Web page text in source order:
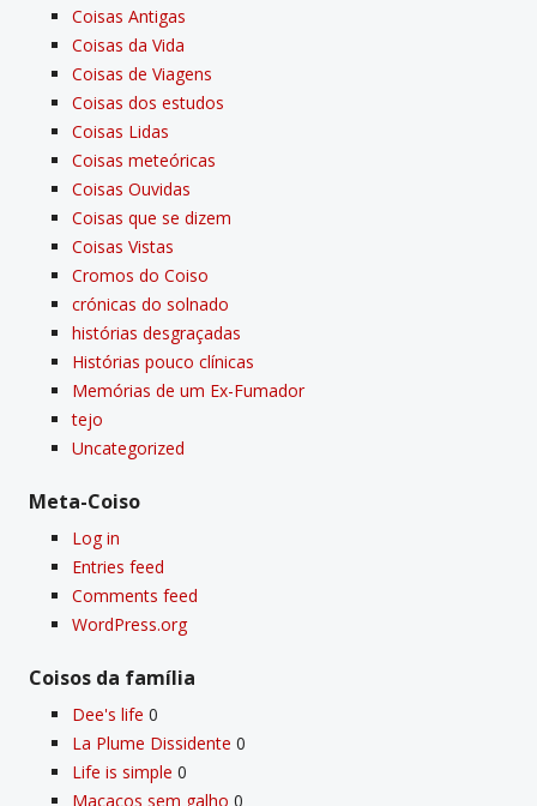
Coisas Antigas
Coisas da Vida
Coisas de Viagens
Coisas dos estudos
Coisas Lidas
Coisas meteóricas
Coisas Ouvidas
Coisas que se dizem
Coisas Vistas
Cromos do Coiso
crónicas do solnado
histórias desgraçadas
Histórias pouco clí­nicas
Memórias de um Ex-Fumador
tejo
Uncategorized
Meta-Coiso
Log in
Entries feed
Comments feed
WordPress.org
Coisos da famí­lia
Dee's life 0
La Plume Dissidente 0
Life is simple 0
Macacos sem galho 0